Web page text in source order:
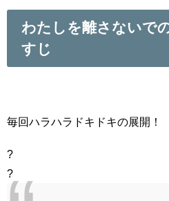
わたしを離さないで
すじ
毎回ハラハラドキドキの展開！
?
?